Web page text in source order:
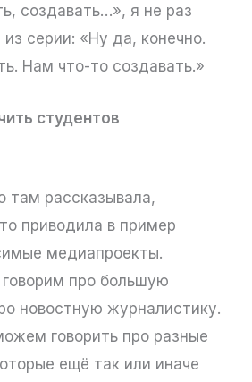
создавать…», я не раз
серии: «Ну да, конечно.
Нам что-то создавать.»
студентов
там рассказывала,
приводила в пример
медиапроекты.
про большую
новостную журналистику.
говорить про разные
ещё так или иначе